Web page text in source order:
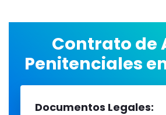
Contrato de
Penitenciales
Documentos Legales: